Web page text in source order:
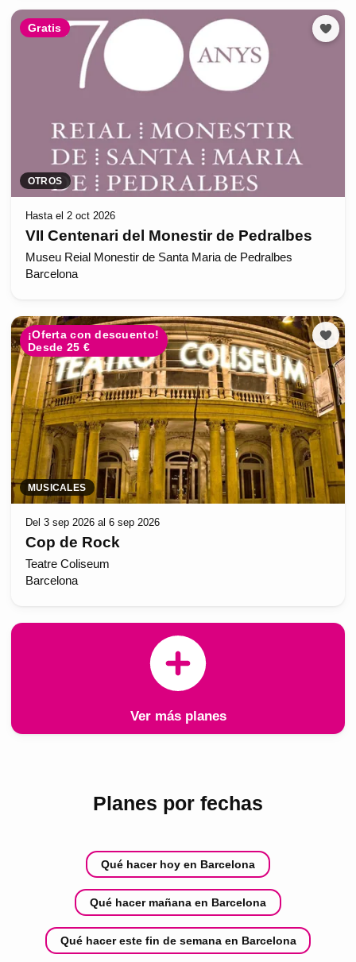
Gratis
OTROS
Hasta el 2 oct 2026
VII Centenari del Monestir de Pedralbes
Museu Reial Monestir de Santa Maria de Pedralbes
Barcelona
¡Oferta con descuento!
Desde 25 €
MUSICALES
Del 3 sep 2026 al 6 sep 2026
Cop de Rock
Teatre Coliseum
Barcelona
Ver más planes
Planes por fechas
Qué hacer hoy en Barcelona
Qué hacer mañana en Barcelona
Qué hacer este fin de semana en Barcelona